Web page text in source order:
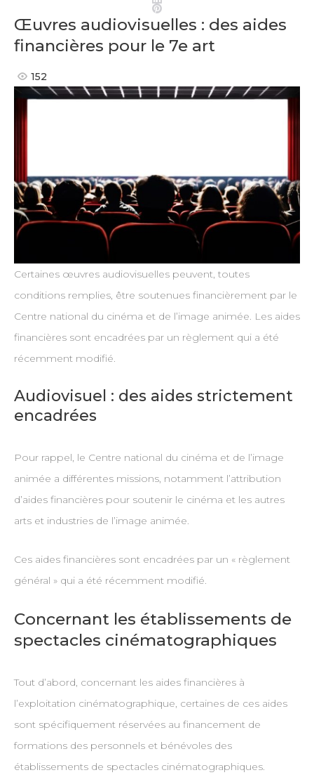
Pinterest
Œuvres audiovisuelles : des aides
financières pour le 7e art
152
Certaines œuvres audiovisuelles peuvent, toutes
conditions remplies, être soutenues financièrement par le
Centre national du cinéma et de l’image animée. Les aides
financières sont encadrées par un règlement qui a été
récemment modifié.
Audiovisuel : des aides strictement
encadrées
Pour rappel, le Centre national du cinéma et de l’image
animée a différentes missions, notamment l’attribution
d’aides financières pour soutenir le cinéma et les autres
arts et industries de l’image animée.
Ces aides financières sont encadrées par un « règlement
général » qui a été récemment modifié.
Concernant les établissements de
spectacles cinématographiques
Tout d’abord, concernant les aides financières à
l’exploitation cinématographique, certaines de ces aides
sont spécifiquement réservées au financement de
formations des personnels et bénévoles des
établissements de spectacles cinématographiques.